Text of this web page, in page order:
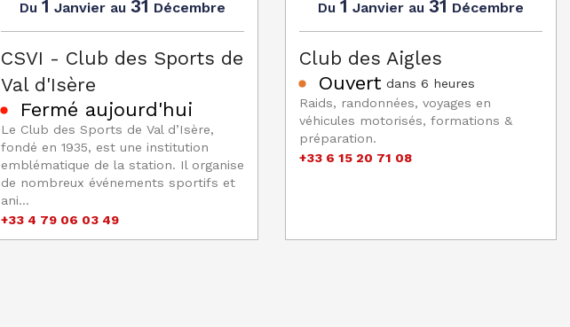
Du 1 Janvier au 31 Décembre
CSVI - Club des Sports de
Val d'Isère
Fermé aujourd'hui
Le Club des Sports de Val d’Isère,
fondé en 1935, est une institution
emblématique de la station. Il organise
de nombreux événements sportifs et
ani...
+33 4 79 06 03 49
Du 1 Janvier au 31 Décembre
Club des Aigles
Ouvert dans 6 heures
Raids, randonnées, voyages en
véhicules motorisés, formations &
préparation.
+33 6 15 20 71 08